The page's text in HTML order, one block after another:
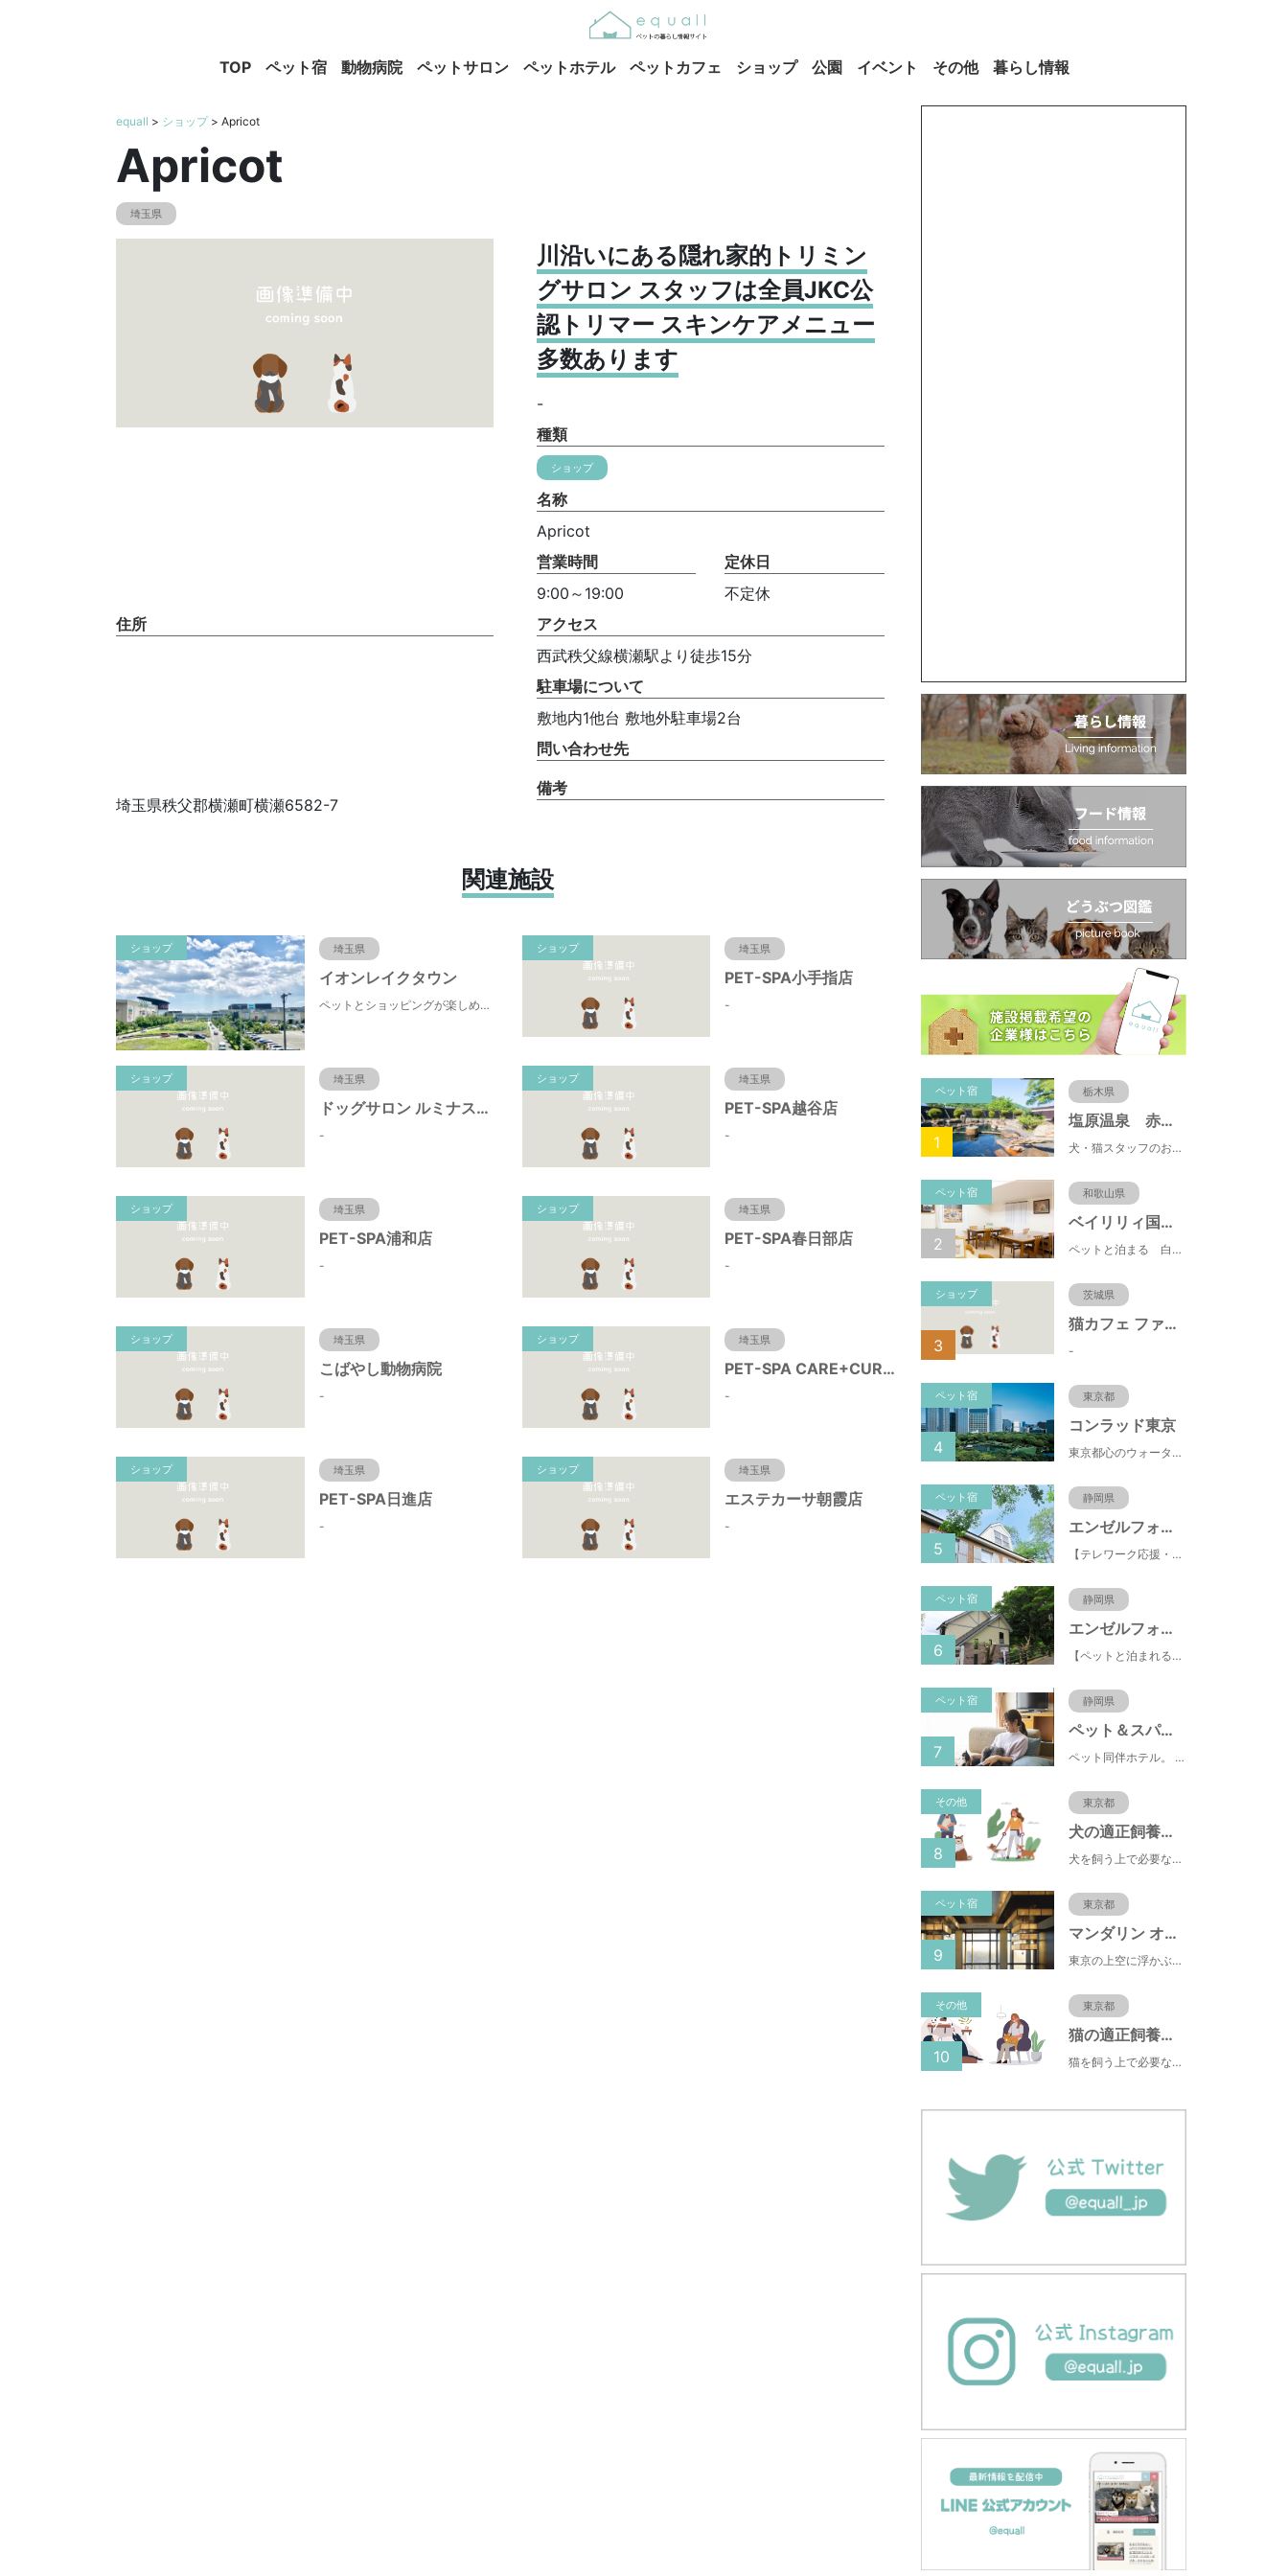
TOP ペット宿 動物病院 ペットサロン ペットホテル ペットカフェ ショップ 公園 イベント その他 暮らし情報
equall > ショップ> Apricot
Apricot
埼玉県
川沿いにある隠れ家的トリミン
グサロン スタッフは全員JKC公
認トリマー スキンケアメニュー
多数あります
-
種類
ショップ
名称
Apricot
営業時間
9:00～19:00
定休日
不定休
住所
埼玉県秩父郡横瀬町横瀬6582-7
アクセス
西武秩父線横瀬駅より徒歩15分
駐車場について
敷地内1他台 敷地外駐車場2台
問い合わせ先
備考
関連施設
ショップ 埼玉県
イオンレイクタウン
ペットとショッピングが楽しめます
ショップ 埼玉県
PET-SPA小手指店
-
ショップ 埼玉県
ドッグサロン ルミナス（川口市・蕨市・戸田・浦和・大宮）べドリントンテリア＆トイプードルの
-
ショップ 埼玉県
PET-SPA越谷店
-
ショップ 埼玉県
PET-SPA浦和店
-
ショップ 埼玉県
PET-SPA春日部店
-
ショップ 埼玉県
こばやし動物病院
-
ショップ 埼玉県
PET-SPA CARE+CURE所沢
-
ショップ 埼玉県
PET-SPA日進店
-
ショップ 埼玉県
エステカーサ朝霞店
-
ペット宿 栃木県
塩原温泉 赤沢温泉旅館
犬・猫スタッフのおもてニャしが魅力のひとつ♪大自然に囲まれた隠れ家的宿で癒やしの休日を。
1
ペット宿 和歌山県
ベイリリィ国民宿舎しらゆり荘
ペットと泊まる 白浜温泉 ベイリリィ国民宿舎しらゆり荘
2
ショップ 茨城県
猫カフェ ファミリーズ
-
3
ペット宿 東京都
コンラッド東京
東京都心のウォーターフロントに位置し、都内全域へのアクセスへも便利なコンラッド東京は、銀座や新橋へ徒歩圏内、明治神宮や浅草、六本木などの観光・ショッピングエリアにもアクセス至便。また、東京駅まで10分、羽田空港まで25分、丸の内などの主要ビジネス街へのアクセスにも優れ、ビジネスにも最適のロケーションです。
4
ペット宿 静岡県
エンゼルフォレスト伊豆スカイライン
【テレワーク応援・ペットと泊まれる】ゴルフ場隣接のまるごと貸切別荘（自炊OK）
5
ペット宿 静岡県
エンゼルフォレスト伊豆高原(赤沢望洋台)
【ペットと泊まれる】源泉かけ流し温泉付の1棟貸切別荘（自炊OK）全別荘内装リフォーム済み♪
6
ペット宿 静岡県
ペット＆スパホテル伊豆高原
ペット同伴ホテル。 快適な施設と癒しの温泉、京風懐石をご堪能ください。
7
その他 東京都
犬の適正飼養クイズ
犬を飼う上で必要な責任やマナー、健康管理について学ぶことができます。
8
ペット宿 東京都
マンダリン オリエンタル 東京
東京の上空に浮かぶマンダリン オリエンタル 東京は、眼下にすばらしい風景が広がるラグジュアリーな5つ星ホテルです。凜とした風格ある佇まいと和モダンのスタイルに、最新鋭のテクノロジー、定評あるスパ、驚きと感動に満ちた食体験、卓越したサービスを融合させ、真心を込めてお客さまをおもてなしいたします。
9
その他 東京都
猫の適正飼養クイズ
猫を飼う上で必要な責任やマナー、健康管理について学ぶことができます。
10